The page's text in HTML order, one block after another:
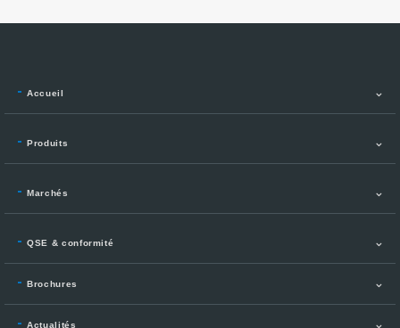
Accueil
Produits
Marchés
QSE & conformité
Brochures
Actualités